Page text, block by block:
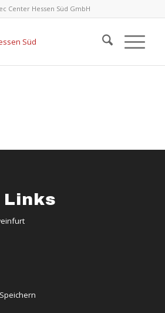
Center Hessen Süd GmbH